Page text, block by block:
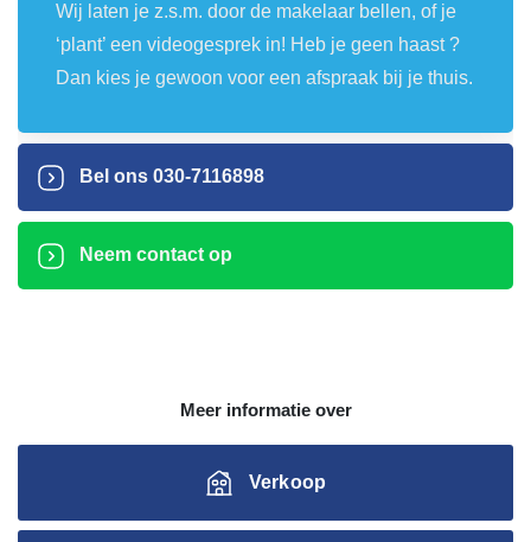
Wij laten je z.s.m. door de makelaar bellen, of je
‘plant’ een videogesprek in! Heb je geen haast ?
Dan kies je gewoon voor een afspraak bij je thuis.
Bel ons 030-7116898
Neem contact op
Meer informatie over
Verkoop